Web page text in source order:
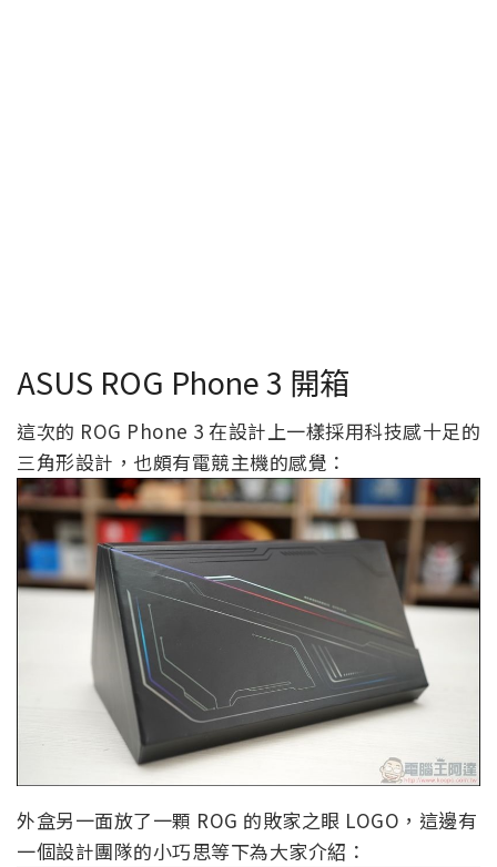
ASUS ROG Phone 3 開箱
這次的 ROG Phone 3 在設計上一樣採用科技感十足的
三角形設計，也頗有電競主機的感覺：
外盒另一面放了一顆 ROG 的敗家之眼 LOGO，這邊有
一個設計團隊的小巧思等下為大家介紹：